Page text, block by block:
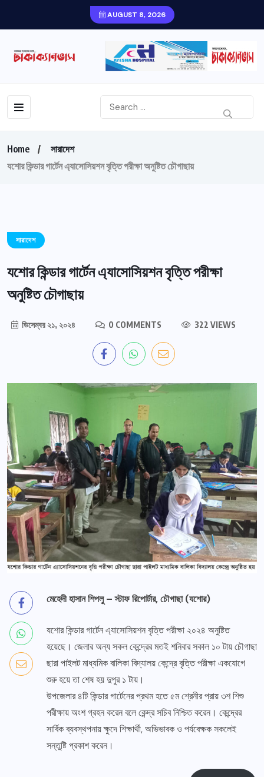
AUGUST 8, 2026
Home
সারাদেশ
যশোর কিন্ডার গার্টেন এ্যাসোসিয়শন বৃত্তি পরীক্ষা অনুষ্টিত চৌগাছায়
সারাদেশ
যশোর কিন্ডার গার্টেন এ্যাসোসিয়শন বৃত্তি পরীক্ষা
অনুষ্টিত চৌগাছায়
ডিসেম্বর ২১, ২০২৪ 0 COMMENTS 322 VIEWS
মেহেদী হাসান শিপলু – স্টাফ রিপোর্টার, চৌগাছা (যশোর)
যশোর কিন্ডার গার্টেন এ্যাসোসিয়শন বৃত্তি পরীক্ষা ২০২৪ অনুষ্টিত
হয়েছে। জেলার অন্য সকল কেন্দ্রের মতই শনিবার সকাল ১০ টায় চৌগাছা
ছারা পাইলট মাধ্যমিক বালিকা বিদ্যালয় কেন্দ্রে বৃত্তি পরীক্ষা একযোগে
শুরু হয়ে তা শেষ হয় দুপুর ১ টায়।
উপজেলার ৪টি কিন্ডার গার্টেনের প্রথম হতে ৫ম শ্রেনীর প্রায় ৩শ শিশু
পরীক্ষায় অংশ গ্রহন করেন বলে কেন্দ্র সচিব নিশ্চিত করেন। কেন্দ্রের
সার্বিক ব্যবস্থপনায় ক্ষুদে শিক্ষার্থী, অভিভাবক ও পর্যবেক্ষক সকলেই
সন্তুষ্টি প্রকাশ করেন।